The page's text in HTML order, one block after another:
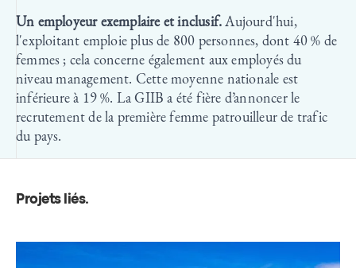
Un employeur exemplaire et inclusif.Aujourd'hui,
l'exploitant emploie plus de 800 personnes, dont 40 % de
femmes ; cela concerne également aux employés du
niveau management. Cette moyenne nationale est
inférieure à 19 %. La GIIB a été fière d’annoncer le
recrutement de la première femme patrouilleur de trafic
du pays.
Projets liés.